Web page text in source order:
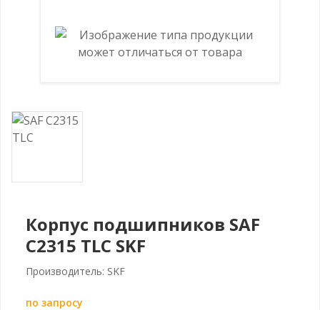
Корпус подшипников SAF
C2315 TLC SKF
Производитель: SKF
по запросу